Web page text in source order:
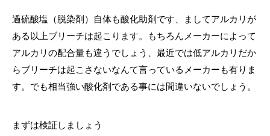
過硫酸塩（脱染剤）自体も酸化助剤です、ましてアルカリが
ある以上ブリーチは起こります。もちろんメーカーによって
アルカリの配合量も違うでしょう、最近では低アルカリだか
らブリーチは起こさないなんて言っているメーカーも有りま
す。でも相当強い酸化剤である事には間違いないでしょう。
まずは検証しましょう